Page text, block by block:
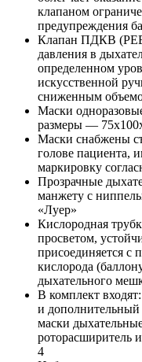
клапаном
предупреждения
Клапан ПДКВ
давления в
определенном
искусственной
сниженным
Маски
размеры —
Маски снабжены
голове пациента,
маркировку
Прозрачные
манжету с
«Луер»
Кислородная
просветом,
присоединяется с
кислорода
дыхательного
В комплект
и
маски
роторасширитель
4